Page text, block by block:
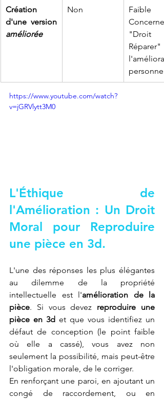
Création
améliorée
Non
"Droit
https://www.youtube.com/watch?
v=jGRVlytt3M0
L'Éthique de
l'Amélioration : Un Droit
Moral pour Reproduire
une pièce en 3d.
L'une des réponses les plus élégantes
au dilemme de la propriété
intellectuelle est l'amélioration de la
pièce. Si vous devez reproduire une
pièce en 3d et que vous identifiez un
défaut de conception (le point faible
où elle a cassé), vous avez non
seulement la possibilité, mais peut-être
l'obligation morale, de le corriger.
En renforçant une paroi, en ajoutant un
congé de raccordement, ou en